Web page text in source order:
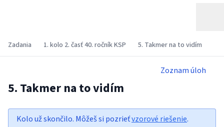
Zadania 1. kolo 2. časť 40. ročník KSP 5. Takmer na to vidím
Zoznam úloh
5. Takmer na to vidím
Kolo už skončilo. Môžeš si pozrieťvzorové riešenie.